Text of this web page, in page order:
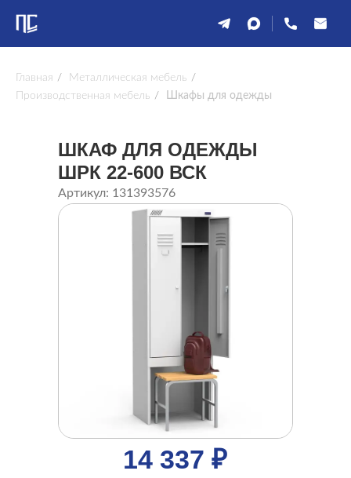
Главная / Металлическая мебель /
Производственная мебель / Шкафы для одежды
ШКАФ ДЛЯ ОДЕЖДЫ
ШРК 22-600 ВСК
Артикул: 131393576
14 337 ₽